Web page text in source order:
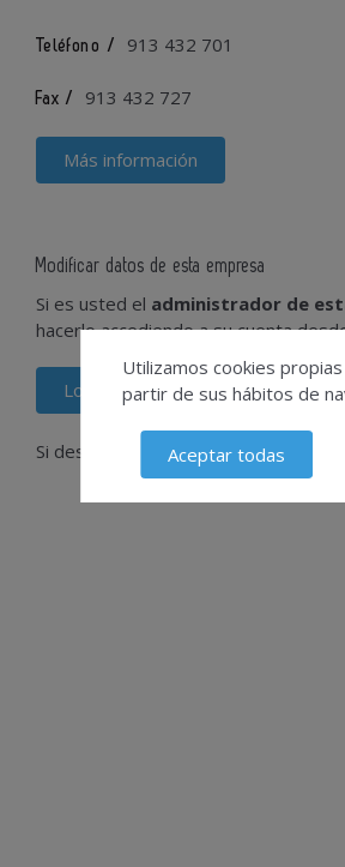
Teléfono / 913 432 701
Fax / 913 432 727
Más información
Modificar datos de esta empresa
Si es usted el administrador de
hacerlo accediendo a su cuenta
Login usuario
Si desconoce el usuario que
Utilizamos cookies
partir de sus hábitos de
Aceptar todas